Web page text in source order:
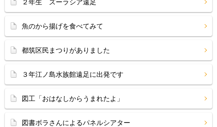
２年生 ズーラシア遠足
魚のから揚げを食べてみて
都筑区民まつりがありました
３年江ノ島水族館遠足に出発です
図工「おはなしからうまれたよ」
図書ボラさんによるパネルシアター